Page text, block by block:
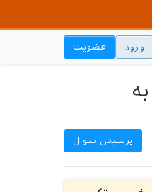
ورود عضویت
پرسیدن سوال